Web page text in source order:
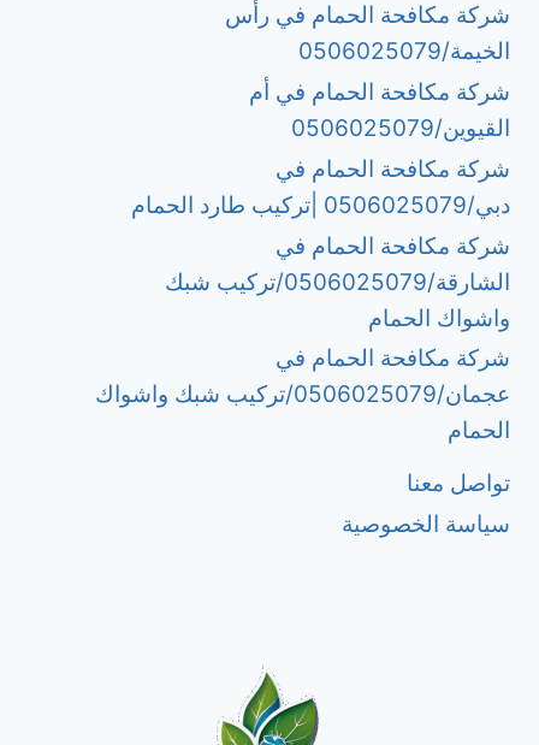
شركة مكافحة الحمام في رأس
الخيمة/0506025079
شركة مكافحة الحمام في أم
القيوين/0506025079
شركة مكافحة الحمام في
دبي/0506025079 |تركيب طارد الحمام
شركة مكافحة الحمام في
الشارقة/0506025079/تركيب شبك
واشواك الحمام
شركة مكافحة الحمام في
عجمان/0506025079/تركيب شبك واشواك
الحمام
تواصل معنا
سياسة الخصوصية